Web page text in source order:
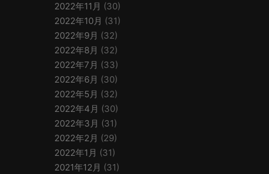
2022年11月 (30)
2022年10月 (31)
2022年9月 (32)
2022年8月 (32)
2022年7月 (33)
2022年6月 (30)
2022年5月 (32)
2022年4月 (30)
2022年3月 (31)
2022年2月 (29)
2022年1月 (31)
2021年12月 (31)